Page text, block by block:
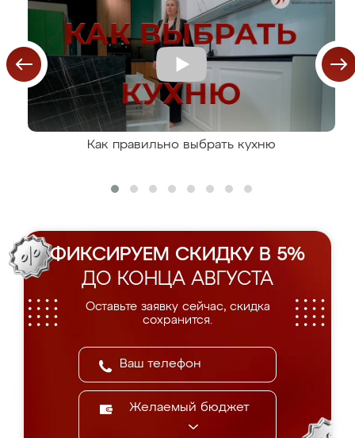
Как правильно выбрать кухню
ФИКСИРУЕМ СКИДКУ В 5%
ДО КОНЦА АВГУСТА
Оставьте заявку сейчас, скидка
сохранится.
Желаемый бюджет